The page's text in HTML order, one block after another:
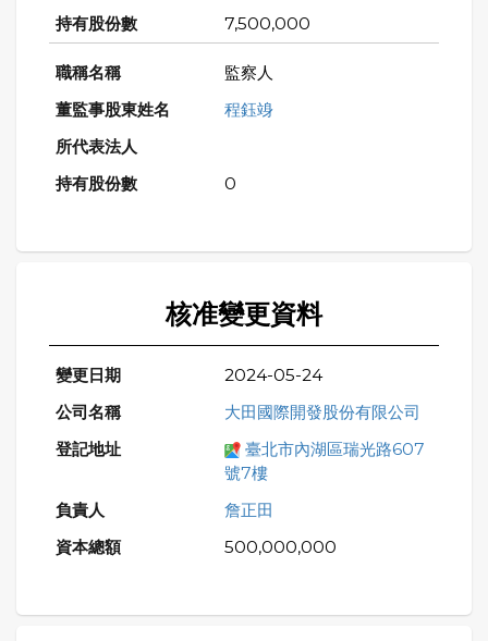
7,500,000
監察人
程鈺竧
0
核准變更資料
2024-05-24
大田國際開發股份有限公司
臺北市內湖區瑞光路607
號7樓
詹正田
500,000,000